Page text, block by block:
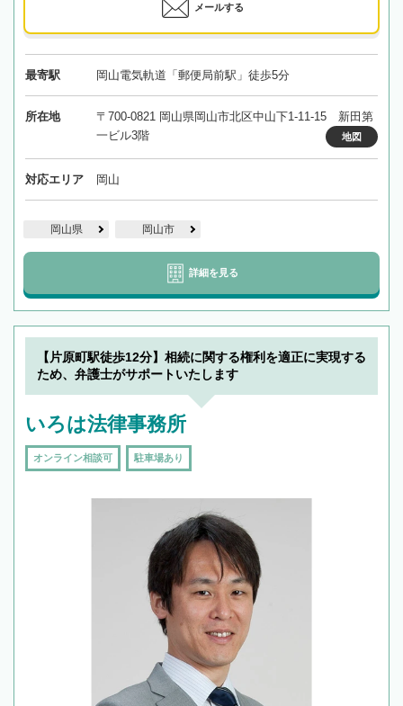
メールする
最寄駅 岡山電気軌道「郵便局前駅」徒歩5分
所在地
〒700-0821 岡山県岡山市北区中山下1-11-15 新田第
一ビル3階
地図
対応エリア 岡山
岡山県 岡山市
詳細を見る
【片原町駅徒歩12分】相続に関する権利を適正に実現する
ため、弁護士がサポートいたします
いろは法律事務所
オンライン相談可 駐車場あり